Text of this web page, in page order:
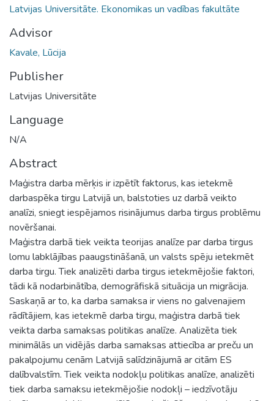
Latvijas Universitāte. Ekonomikas un vadības fakultāte
Advisor
Kavale, Lūcija
Publisher
Latvijas Universitāte
Language
N/A
Abstract
Maģistra darba mērķis ir izpētīt faktorus, kas ietekmē
darbaspēka tirgu Latvijā un, balstoties uz darbā veikto
analīzi, sniegt iespējamos risinājumus darba tirgus problēmu
novēršanai.
Maģistra darbā tiek veikta teorijas analīze par darba tirgus
lomu labklājības paaugstināšanā, un valsts spēju ietekmēt
darba tirgu. Tiek analizēti darba tirgus ietekmējošie faktori,
tādi kā nodarbinātība, demogrāfiskā situācija un migrācija.
Saskaņā ar to, ka darba samaksa ir viens no galvenajiem
rādītājiem, kas ietekmē darba tirgu, maģistra darbā tiek
veikta darba samaksas politikas analīze. Analizēta tiek
minimālās un vidējās darba samaksas attiecība ar preču un
pakalpojumu cenām Latvijā salīdzinājumā ar citām ES
dalībvalstīm. Tiek veikta nodokļu politikas analīze, analizēti
tiek darba samaksu ietekmējošie nodokļi – iedzīvotāju